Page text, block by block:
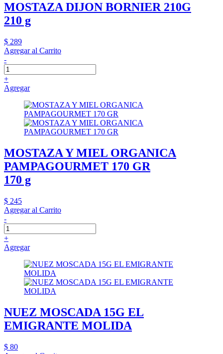
MOSTAZA DIJON BORNIER 210G
210 g
$ 289
Agregar al Carrito
-
+
Agregar
MOSTAZA Y MIEL ORGANICA
PAMPAGOURMET 170 GR
170 g
$ 245
Agregar al Carrito
-
+
Agregar
NUEZ MOSCADA 15G EL
EMIGRANTE MOLIDA
$ 80